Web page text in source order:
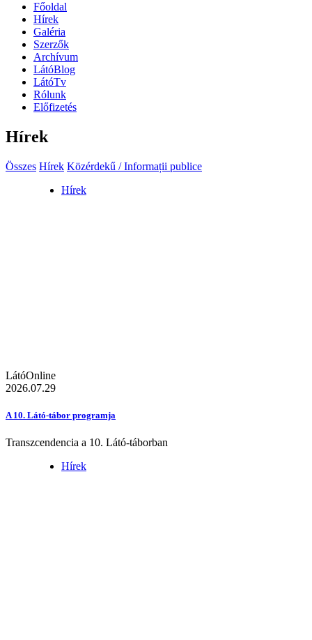
Főoldal
Hírek
Galéria
Szerzők
Archívum
LátóBlog
LátóTv
Rólunk
Előfizetés
Hírek
Összes Hírek Közérdekű / Informații publice
Hírek
LátóOnline
2026.07.29
A 10. Látó-tábor programja
Transzcendencia a 10. Látó-táborban
Hírek